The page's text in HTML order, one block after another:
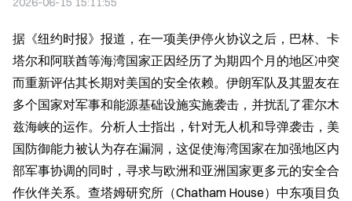
据《纽约时报》报道，在一项美伊停火协议之后，巴林、卡
塔尔和阿联酋等海湾国家正因经历了为期四个月的地区冲突
而重新评估其长期对美国的安全依赖。伊朗军队及其盟友在
多个国家对军事和能源基础设施实施袭击，并扰乱了霍尔木
兹海峡的运作。分析人士指出，针对无人机和导弹袭击，美
国防御能力被认为存在漏洞，这促使海湾国家在加强地区内
部军事协调的同时，寻求与欧洲和亚洲国家更多元的安全合
作伙伴关系。查塔姆研究所（Chatham House）中东项目负